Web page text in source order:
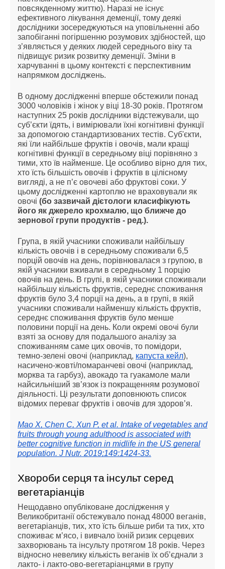
повсякденному життю). Наразі не існує
ефективного лікування деменції, тому деякі
дослідники зосереджуються на уповільненні або
запобіганні погіршенню розумових здібностей, що
з’являється у деяких людей середнього віку та
підвищує ризик розвитку деменції. Зміни в
харчуванні в цьому контексті є перспективним
напрямком досліджень.
В одному дослідженні вперше обстежили понад
3000 чоловіків і жінок у віці 18-30 років. Протягом
наступних 25 років дослідники відстежували, що
суб’єкти їдять, і вимірювали їхні когнітивні функції
за допомогою стандартизованих тестів. Суб'єкти,
які їли найбільше фруктів і овочів, мали кращі
когнітивні функції в середньому віці порівняно з
тими, хто їв найменше. Це особливо вірно для тих,
хто їсть більшість овочів і фруктів в цілісному
вигляді, а не п’є овочеві або фруктові соки. У
цьому дослідженні картоплю не враховували як
овочі (бо зазвичай дієтологи класифікують
його як джерело крохмалю, що ближче до
зернової групи продуктів - ред.).
Група, в якій учасники споживали найбільшу
кількість овочів і в середньому споживали 6,5
порцій овочів на день, порівнювалася з групою, в
якій учасники вживали в середньому 1 порцію
овочів на день. В групі, в якій учасники споживали
найбільшу кількість фруктів, середнє споживання
фруктів було 3,4 порції на день, а в групі, в якій
учасники споживали найменшу кількість фруктів,
середнє споживання фруктів було менше
половини порції на день. Коли окремі овочі були
взяті за основу для подальшого аналізу за
споживанням саме цих овочів, то помідори,
темно-зелені овочі (наприклад, капуста кейл),
насичено-жовті/помаранчеві овочі (наприклад,
морква та гарбуз), авокадо та гуакамоле мали
найсильніший зв’язок із покращенням розумової
діяльності. Ці результати доповнюють список
відомих переваг фруктів і овочів для здоров’я.
Mao X, Chen C, Xun P, et al. Intake of vegetables and
fruits through young adulthood is associated with
better cognitive function in midlife in the US general
population. J Nutr. 2019;149:1424-33.
Хвороби серця та інсульт серед
вегетаріанців
Нещодавно опубліковане дослідження у
Великобританії обстежувало понад 48000 веганів,
вегетаріанців, тих, хто їсть більше риби та тих, хто
споживає м’ясо, і вивчало їхній ризик серцевих
захворювань та інсульту протягом 18 років. Через
відносно невелику кількість веганів їх об’єднали з
лакто- і лакто-ово-вегетаріанцями в групу